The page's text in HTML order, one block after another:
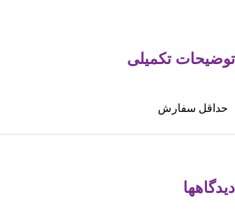
توضیحات تکمیلی
حداقل سفارش
دیدگاهها